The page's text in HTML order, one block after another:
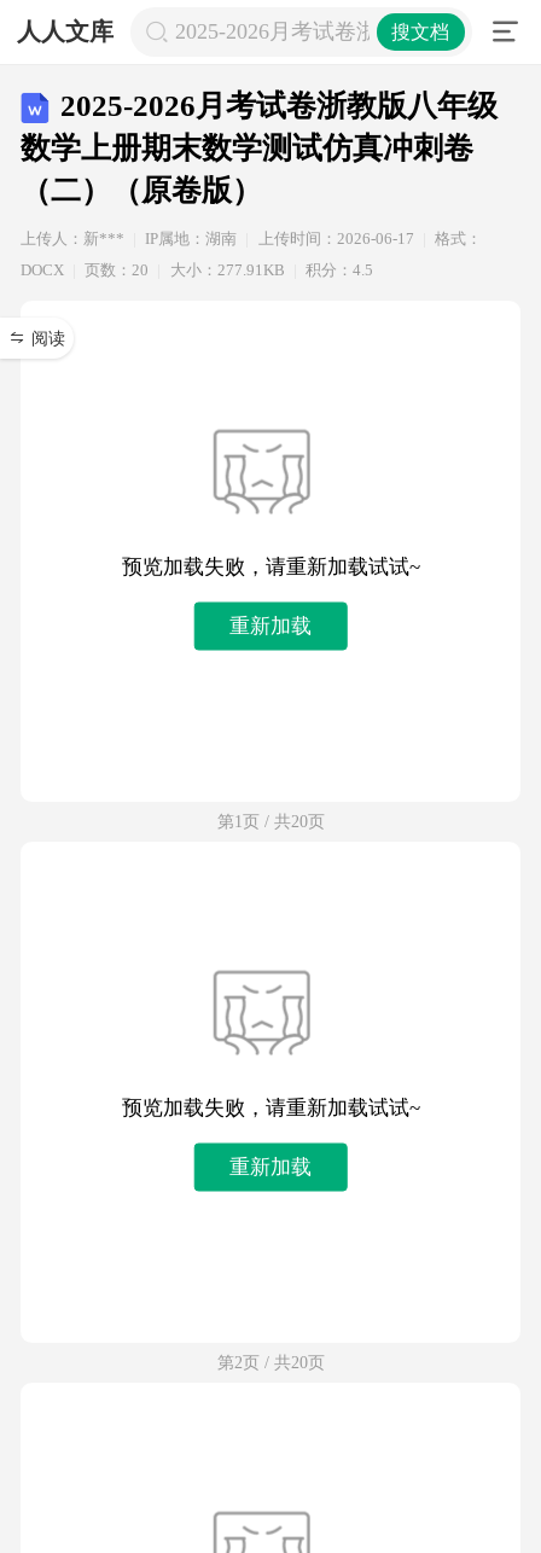
人人文库 2025-2026月考试卷浙教版八年级数
搜文档
2025-2026月考试卷浙教版八年级
数学上册期末数学测试仿真冲刺卷
（二）（原卷版）
上传人：新*** IP属地：湖南 上传时间：2026-06-17
格式：
DOCX
页数：20 大小：277.91KB 积分：4.5
阅读
预览加载失败，请重新加载试试~
重新加载
第1页 / 共20页
预览加载失败，请重新加载试试~
重新加载
第2页 / 共20页